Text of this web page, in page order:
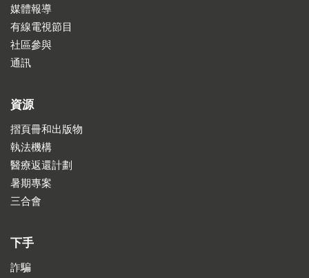
媒體報導
有線電視節目
社區參與
通訊
資源
摺頁冊和出版物
執法機構
醫療返還計劃
暑期專案
三合會
下手
詐騙